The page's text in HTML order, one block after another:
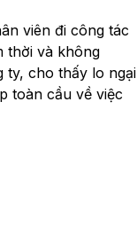
viên đi công tác
thời và không
ty, cho thấy lo ngại
toàn cầu về việc